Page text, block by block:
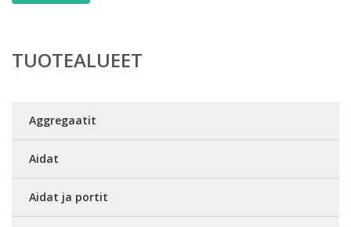
TUOTEALUEET
Aggregaatit
Aidat
Aidat ja portit